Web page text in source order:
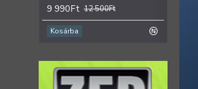
9 990Ft 12 500Ft
Kosárba